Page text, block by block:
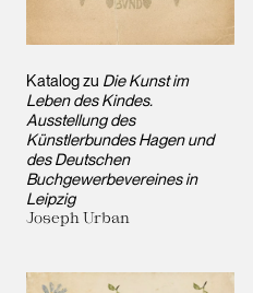
Katalog zu Die Kunst im
Leben des Kindes.
Ausstellung des
Künstlerbundes Hagen und
des Deutschen
Buchgewerbevereines in
Leipzig
Joseph Urban